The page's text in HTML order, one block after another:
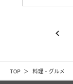
TOP 料理・グルメ